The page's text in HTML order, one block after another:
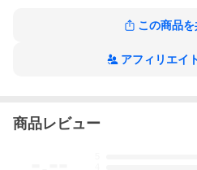
JKTは、クラシックなコーチジャ
し、防水仕上げを施しているため
スナップボタンの開閉部と2つのハ
ジュアルなスタイルを演出。控え
この商品
アフィリエイ
商品レビュー